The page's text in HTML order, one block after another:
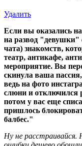
Удалить
Если вы оказались
на развод "девушки"
чата) знакомств,
театр, антикафе,
мероприятие. Вы
скинула ваша
ведь на фото
слюни и отключился
потом у вас еще
пришлось
балбес."
Ну не расстраивайся.